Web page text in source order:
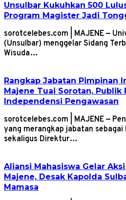
Unsulbar Kukuhkan 500
Program Magister Jadi
sorotcelebes.com | MAJENE —
(Unsulbar) menggelar Sidang
Wisuda…
Rangkap Jabatan Pimpinan
Majene Tuai Sorotan, Publik
Independensi Pengawasan
sorotcelebes.com | MAJENE —
yang merangkap jabatan
sekaligus Direktur…
Aliansi Mahasiswa Gelar
Majene, Desak Kapolda
Mamasa